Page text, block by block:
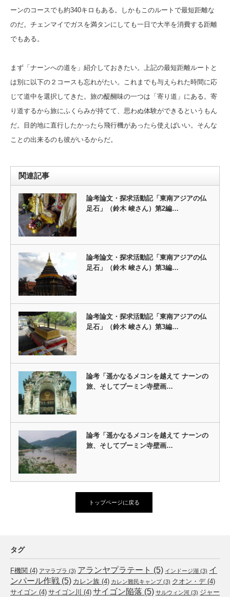
ーンのコースでも約340キロもある。しかもこのルートで最短距離な
のだ。チェンマイでガスを満タンにしても一日で大半を消費する距離
でもある。
まず「ナーンへの道を」紹介しておきたい。上記の最短距離ルートと
は別に以下の２コースも忘れがたい。これまでも与えられた時間に応
じて道中を選択してきた。旅の醍醐味の一つは「寄り道」にある。寄
り道するから旅にふくらみが持てて、思わぬ体験ができるというもん
だ。目的地に直行したかったら飛行機があったら使えばいい。そんな
ことの出来るのも彼がいるからだ。
関連記事
論考論文・探求活動記「東南アジアの仏
足石」（鈴木 峻さん）第2編…
論考論文・探求活動記「東南アジアの仏
足石」（鈴木 峻さん）第3編…
論考論文・探求活動記「東南アジアの仏
足石」（鈴木 峻さん）第3編…
論考「遥かなるメコンを越えて ナーンの
旅、そしてプーミン寺壁画…
論考「遥かなるメコンを越えて ナーンの
旅、そしてプーミン寺壁画…
トップページに戻る
タグ
F機関 (4) アマラプラ (3) アランヤプラテート (5) インドージ湖 (3) イ
ンパール作戦 (5) カレン族 (4) カレン難民キャンプ(3) クオン・デ(4)
サイゴン (4) サイゴン川 (4) サイゴン陥落 (5) サルウィン河 (3) ジャー